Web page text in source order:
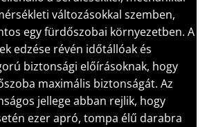
változásokkal szemben,
egy fürdőszobai környezetben. A
edzése révén időtállóak és
biztonsági előírásoknak, hogy
maximális biztonságát. Az
jellege abban rejlik, hogy
ezer apró, tompa élű darabra